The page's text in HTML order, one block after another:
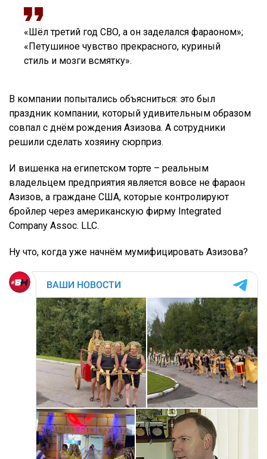
«Шёл третий год СВО, а он заделался фараоном»;
«Петушиное чувство прекрасного, куриный
стиль и мозги всмятку».
В компании попытались объясниться: это был
праздник компании, который удивительным образом
совпал с днём рождения Азизова. А сотрудники
решили сделать хозяину сюрприз.
И вишенка на египетском торте – реальным
владельцем предприятия является вовсе не фараон
Азизов, а граждане США, которые контролируют
бройлер через американскую фирму Integrated
Company Assoc. LLC.
Ну что, когда уже начнём мумифицировать Азизова?